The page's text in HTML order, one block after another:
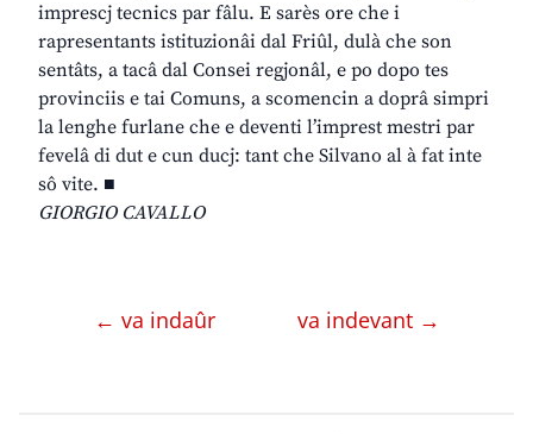
imprescj tecnics par fâlu. E sarès ore che i
rapresentants istituzionâi dal Friûl, dulà che son
sentâts, a tacâ dal Consei regjonâl, e po dopo tes
provinciis e tai Comuns, a scomencin a doprâ simpri
la lenghe furlane che e deventi l’imprest mestri par
fevelâ di dut e cun ducj: tant che Silvano al à fat inte
sô vite. ■
GIORGIO CAVALLO
← va indaûr va indevant →